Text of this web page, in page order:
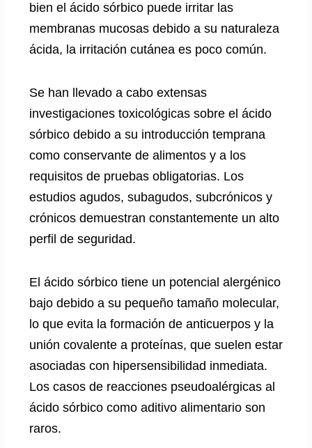
bien el ácido sórbico puede irritar las
membranas mucosas debido a su naturaleza
ácida, la irritación cutánea es poco común.
Se han llevado a cabo extensas
investigaciones toxicológicas sobre el ácido
sórbico debido a su introducción temprana
como conservante de alimentos y a los
requisitos de pruebas obligatorias. Los
estudios agudos, subagudos, subcrónicos y
crónicos demuestran constantemente un alto
perfil de seguridad.
El ácido sórbico tiene un potencial alergénico
bajo debido a su pequeño tamaño molecular,
lo que evita la formación de anticuerpos y la
unión covalente a proteínas, que suelen estar
asociadas con hipersensibilidad inmediata.
Los casos de reacciones pseudoalérgicas al
ácido sórbico como aditivo alimentario son
raros.